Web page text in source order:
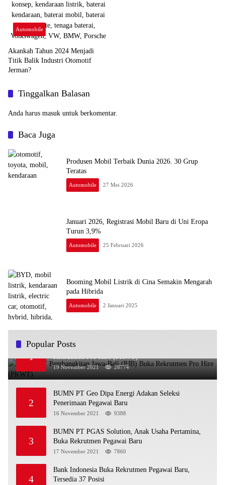
Automobile
Akankah Tahun 2024 Menjadi
Titik Balik Industri Otomotif
Jerman?
Tinggalkan Balasan
Anda harus masuk untuk berkomentar.
Baca Juga
Produsen Mobil Terbaik Dunia 2026. 30 Grup
Teratas
Automobile 27 Mei 2026
Januari 2026, Registrasi Mobil Baru di Uni Eropa
Turun 3,9%
Automobile 25 Februari 2026
Booming Mobil Listrik di Cina Semakin Mengarah
pada Hibrida
Automobile 2 Januari 2025
Popular Posts
1
BUMN PT Pembangkitan Jawa-Bali (PJB) Buka
Rekrutmen Pro Hire (PKWT)
19 November 2021 28774
2
BUMN PT Geo Dipa Energi Adakan Seleksi
Penerimaan Pegawai Baru
16 November 2021 9388
3
BUMN PT PGAS Solution, Anak Usaha Pertamina,
Buka Rekrutmen Pegawai Baru
17 November 2021 7860
4
Bank Indonesia Buka Rekrutmen Pegawai Baru,
Tersedia 37 Posisi